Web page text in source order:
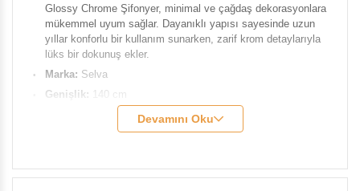
Glossy Chrome Şifonyer, minimal ve çağdaş dekorasyonlara
mükemmel uyum sağlar. Dayanıklı yapısı sayesinde uzun
yıllar konforlu bir kullanım sunarken, zarif krom detaylarıyla
lüks bir dokunuş ekler.
Marka: Selva
Genişlik:
140 cm
Çekmece Genişlik:59 cm
Çekmece Yükseklik:12 cm
Devamını Oku